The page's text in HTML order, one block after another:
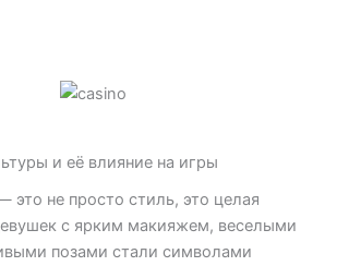
и её влияние на игры
это не просто стиль, это целая
с ярким макияжем, веселыми
позами стали символами